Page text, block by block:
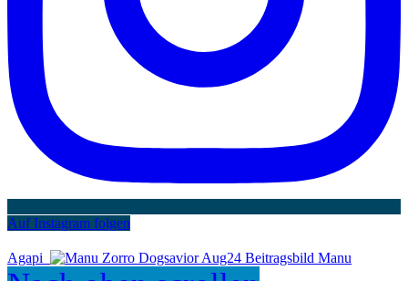
Auf Instagram folgen
Agapi Manu